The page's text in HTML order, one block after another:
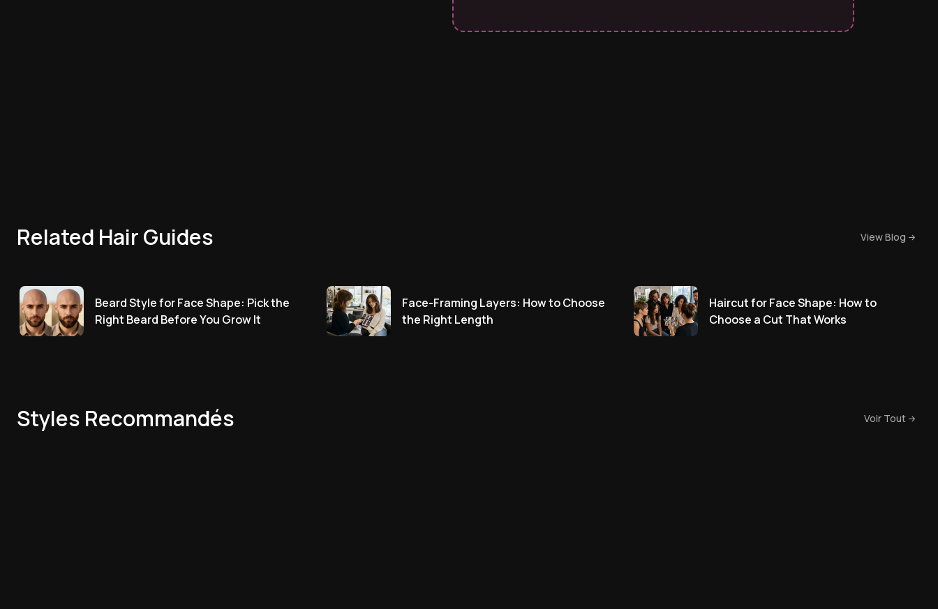
Related Hair Guides View Blog
Beard Style for Face Shape: Pick the
Right Beard Before You Grow It
Face-Framing Layers: How to Choose
the Right Length
Haircut for Face Shape: How to
Choose a Cut That Works
Styles Recommandés Voir Tout